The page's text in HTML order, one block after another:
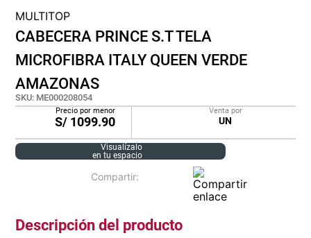
MULTITOP
CABECERA PRINCE S.T TELA
MICROFIBRA ITALY QUEEN VERDE
AMAZONAS
SKU: ME000208054
Precio por menor
S/ 1099.90
Venta por
UN
Visualízalo
en tu espacio
Descripción del producto